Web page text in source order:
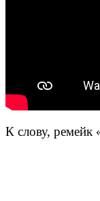
К слову, ремейк